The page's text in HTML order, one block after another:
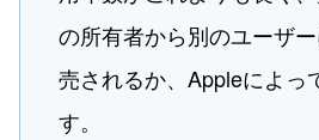
の所有者から別のユーザ
売されるか、Appleによっ
す。